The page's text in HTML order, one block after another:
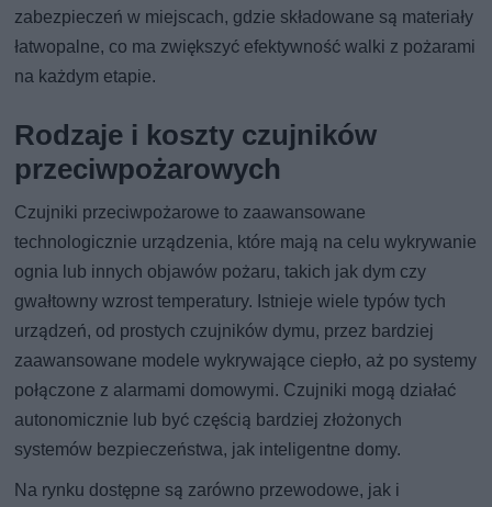
zabezpieczeń w miejscach, gdzie składowane są materiały
łatwopalne, co ma zwiększyć efektywność walki z pożarami
na każdym etapie.
Rodzaje i koszty czujników
przeciwpożarowych
Czujniki przeciwpożarowe to zaawansowane
technologicznie urządzenia, które mają na celu wykrywanie
ognia lub innych objawów pożaru, takich jak dym czy
gwałtowny wzrost temperatury. Istnieje wiele typów tych
urządzeń, od prostych czujników dymu, przez bardziej
zaawansowane modele wykrywające ciepło, aż po systemy
połączone z alarmami domowymi. Czujniki mogą działać
autonomicznie lub być częścią bardziej złożonych
systemów bezpieczeństwa, jak inteligentne domy.
Na rynku dostępne są zarówno przewodowe, jak i